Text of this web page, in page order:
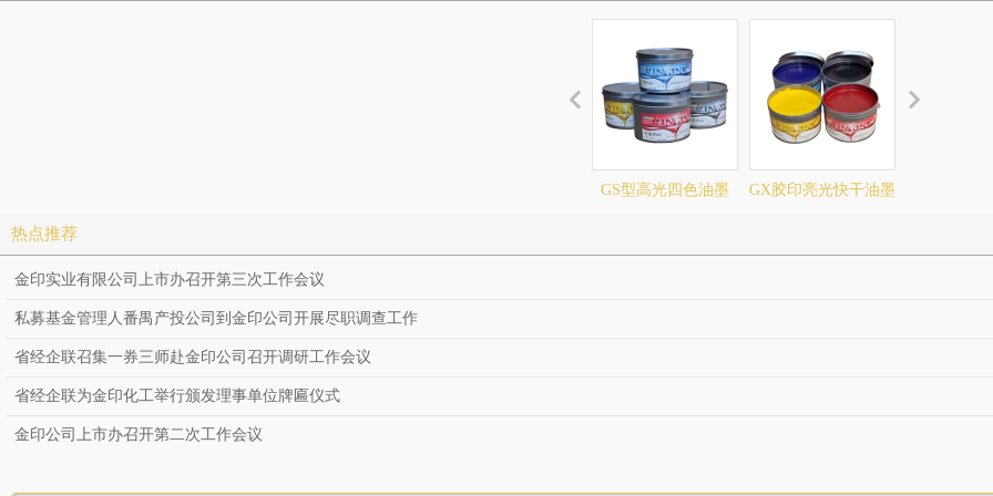
GS型高光四色油墨 GX胶印亮光快干油墨
热点推荐
金印实业有限公司上市办召开第三次工作会议
私募基金管理人番禺产投公司到金印公司开展尽职调查工作
省经企联召集一券三师赴金印公司召开调研工作会议
省经企联为金印化工举行颁发理事单位牌匾仪式
金印公司上市办召开第二次工作会议